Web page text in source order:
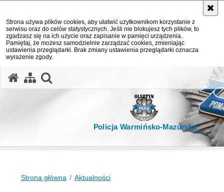
Strona używa plików cookies, aby ułatwić użytkownikom korzystanie z
serwisu oraz do celów statystycznych. Jeśli nie blokujesz tych plików, to
zgadzasz się na ich użycie oraz zapisanie w pamięci urządzenia.
Pamiętaj, że możesz samodzielnie zarządzać cookies, zmieniając
ustawienia przeglądarki. Brak zmiany ustawienia przeglądarki oznacza
wyrażenie zgody.
Policja Warmińsko-Mazurska
Strona główna Aktualności